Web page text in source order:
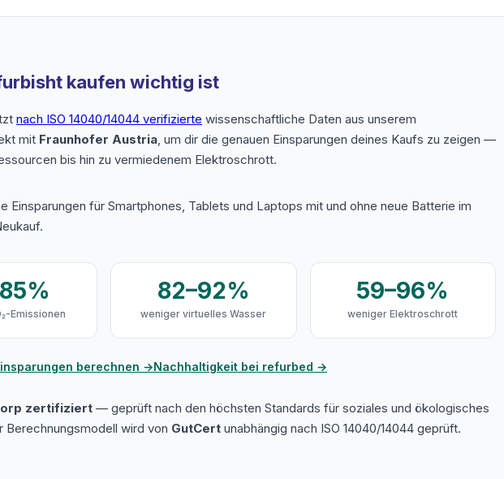
kaufen wichtig ist
nach ISO 14040/14044 verifizierte wissenschaftliche Daten aus unserem
mit Fraunhofer Austria, um dir die genauen Einsparungen deines Kaufs zu zeigen —
bis hin zu vermiedenem Elektroschrott.
Einsparungen für Smartphones, Tablets und Laptops mit und ohne neue Batterie im
Emissionen
82–92%
weniger virtuelles Wasser
59–96%
weniger Elektroschrott
berechnen →Nachhaltigkeit bei refurbed →
zertifiziert — geprüft nach den höchsten Standards für soziales und ökologisches
Berechnungsmodell wird von GutCert unabhängig nach ISO 14040/14044 geprüft.